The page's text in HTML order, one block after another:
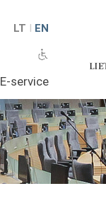
LT I EN
E-service